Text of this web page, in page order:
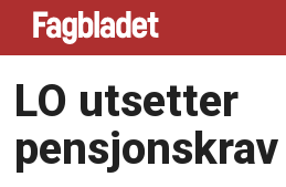
LO utsetter